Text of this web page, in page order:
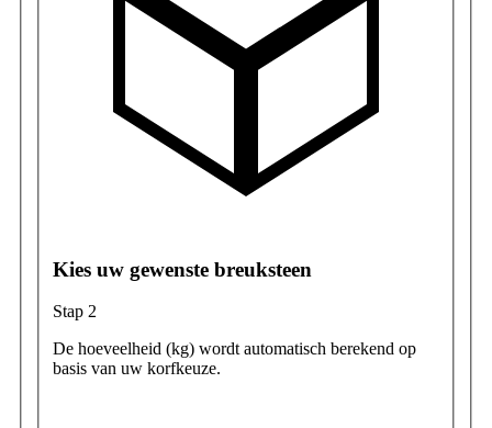
Kies uw gewenste breuksteen
Stap 2
De hoeveelheid (kg) wordt automatisch berekend op
basis van uw korfkeuze.